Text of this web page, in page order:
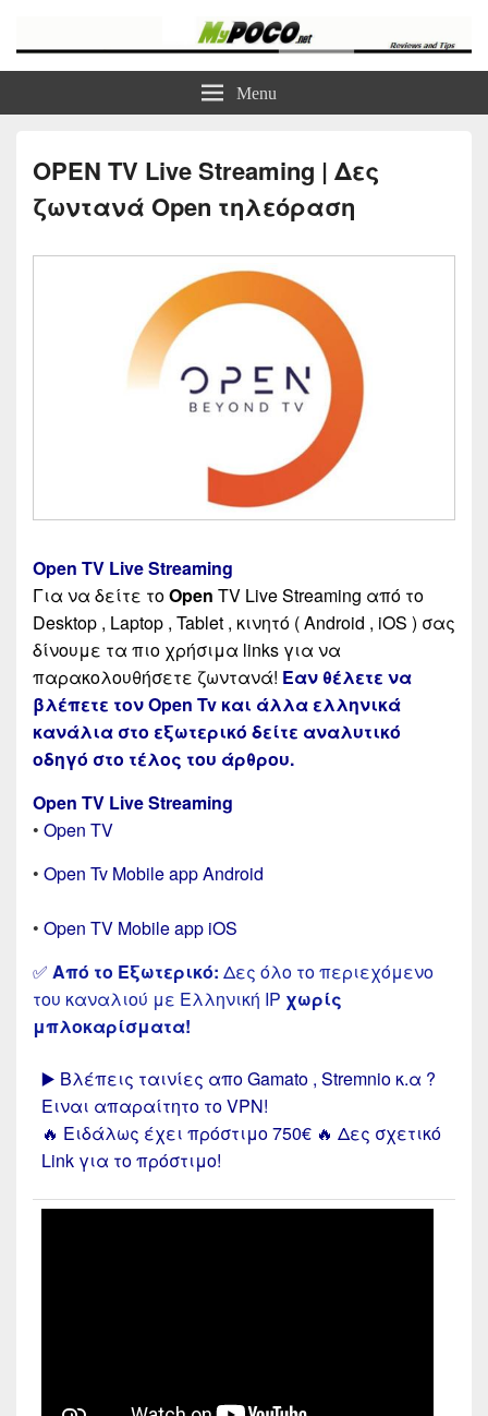
Τα καλύτερα Reviews , Συγκρίσεις , VPN , Webhosting
Menu
OPEN TV Live Streaming | Δες
ζωντανά Open τηλεόραση
Open TV Live Streaming
Για να δείτε τοOpen TV Live Streaming από το
Desktop , Laptop , Tablet , κινητό ( Android , iOS ) σας
δίνουμε τα πιο χρήσιμα links για να
παρακολουθήσετε ζωντανά! Εαν θέλετε να
βλέπετε τον Open Tv και άλλα ελληνικά
κανάλια στο εξωτερικό δείτε αναλυτικό
οδηγό στο τέλος του άρθρου.
Open TV Live Streaming
• Open TV
• Open Tv Mobile app Android
• Open TV Mobile app iOS
✅ Από το Εξωτερικό: Δες όλο το περιεχόμενο
του καναλιού με Ελληνική IP χωρίς
μπλοκαρίσματα!
▶️ Βλέπεις ταινίες απο Gamato , Stremnio κ.α ?
Ειναι απαραίτητο το VPN!
🔥 Ειδάλως έχει πρόστιμο 750€ 🔥 Δες σχετικό
Link για το πρόστιμο!